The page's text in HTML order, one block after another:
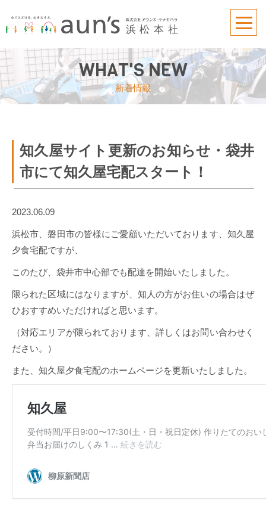
WHAT'S NEW
新着情報
知久屋サイト更新のお知らせ・袋井
市にて知久屋宅配スタート！
2023.06.09
浜松市、磐田市の皆様にご愛顧いただいております、知久屋
夕食宅配ですが、
このたび、袋井市中心部でも配達を開始いたしました。
限られた区域にはなりますが、知人の方がお住いの場合はぜ
ひおすすめいただければと思います。
（対応エリアが限られております、詳しくはお問い合わせく
ださい。）
また、知久屋夕食宅配のホームページを更新いたしました。